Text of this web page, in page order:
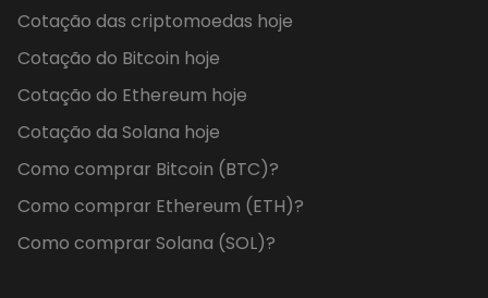
Cotação das criptomoedas hoje
Cotação do Bitcoin hoje
Cotação do Ethereum hoje
Cotação da Solana hoje
Como comprar Bitcoin (BTC)?
Como comprar Ethereum (ETH)?
Como comprar Solana (SOL)?